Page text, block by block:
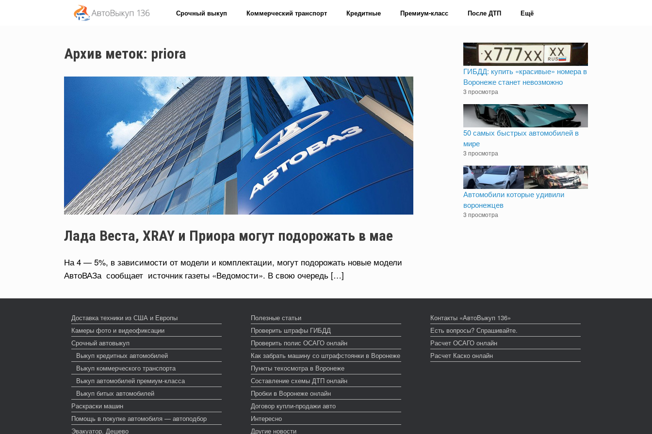
Срочный выкуп Коммерческий транспорт Кредитные Премиум-класс После ДТП Ещё
Архив меток: priora
Лада Веста, XRAY и Приора могут подорожать в мае
На 4 — 5%, в зависимости от модели и комплектации, могут подорожать новые модели
АвтоВАЗа сообщает источник газеты «Ведомости». В свою очередь […]
ГИБДД: купить «красивые» номера в
Воронеже станет невозможно
3 просмотра
50 самых быстрых автомобилей в
мире
3 просмотра
Автомобили которые удивили
воронежцев
3 просмотра
Доставка техники из США и Европы
Камеры фото и видеофиксации
Срочный автовыкуп
Выкуп кредитных автомобилей
Выкуп коммерческого транспорта
Выкуп автомобилей премиум-класса
Выкуп битых автомобилей
Раскраски машин
Помощь в покупке автомобиля — автоподбор
Эвакуатор. Дешево
Полезные статьи
Проверить штрафы ГИБДД
Проверить полис ОСАГО онлайн
Как забрать машину со штрафстоянки в Воронеже
Пункты техосмотра в Воронеже
Составление схемы ДТП онлайн
Пробки в Воронеже онлайн
Договор купли-продажи авто
Интересно
Другие новости
Контакты «АвтоВыкуп 136»
Есть вопросы? Спрашивайте.
Расчет ОСАГО онлайн
Расчет Каско онлайн